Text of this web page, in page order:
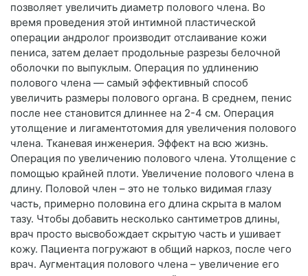
позволяет увеличить диаметр полового члена. Во
время проведения этой интимной пластической
операции андролог производит отслаивание кожи
пениса, затем делает продольные разрезы белочной
оболочки по выпуклым. Операция по удлинению
полового члена — самый эффективный способ
увеличить размеры полового органа. В среднем, пенис
после нее становится длиннее на 2-4 см. Операция
утолщение и лигаментотомия для увеличения полового
члена. Тканевая инженерия. Эффект на всю жизнь.
Операция по увеличению полового члена. Утолщение с
помощью крайней плоти. Увеличение полового члена в
длину. Половой член – это не только видимая глазу
часть, примерно половина его длина скрыта в малом
тазу. Чтобы добавить несколько сантиметров длины,
врач просто высвобождает скрытую часть и ушивает
кожу. Пациента погружают в общий наркоз, после чего
врач. Аугментация полового члена – увеличение его